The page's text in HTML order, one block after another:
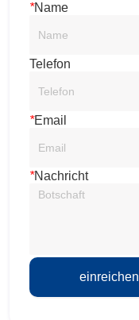
*Name
Telefon
*Email
*Nachricht
einreichen